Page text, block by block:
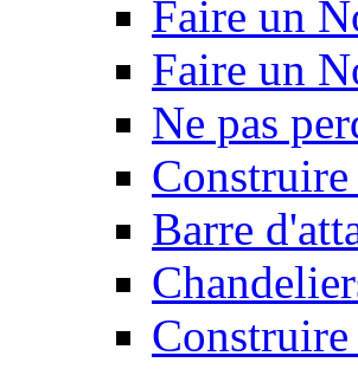
Faire un
Faire un
Ne pas
Barre